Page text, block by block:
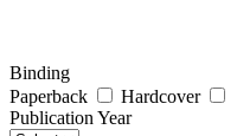
Binding
Paperback
Hardcover
Publication Year